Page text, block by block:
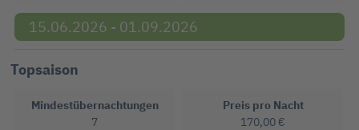
15.06.2026 - 01.09.2026
Topsaison
Mindestübernachtungen
7
Preis pro Nacht
170,00 €